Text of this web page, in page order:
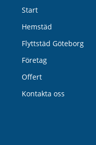
Start
Hemstäd
Flyttstäd Göteborg
Företag
Offert
Kontakta oss